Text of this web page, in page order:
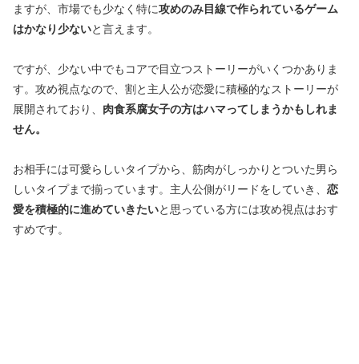
ますが、市場でも少なく特に攻めのみ目線で作られているゲーム
はかなり少ないと言えます。
ですが、少ない中でもコアで目立つストーリーがいくつかありま
す。攻め視点なので、割と主人公が恋愛に積極的なストーリーが
展開されており、 肉食系腐女子の方はハマってしまうかもしれま
せん。
お相手には可愛らしいタイプから、筋肉がしっかりとついた男ら
しいタイプまで揃っています。主人公側がリードをしていき、 恋
愛を積極的に進めていきたいと思っている方には攻め視点はおす
すめです。